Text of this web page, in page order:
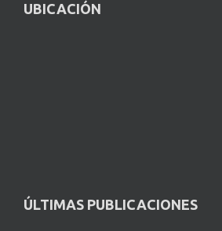
UBICACIÓN
ÚLTIMAS PUBLICACIONES